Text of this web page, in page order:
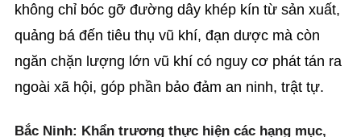
không chỉ bóc gỡ đường dây khép kín từ sản xuất,
quảng bá đến tiêu thụ vũ khí, đạn dược mà còn
ngăn chặn lượng lớn vũ khí có nguy cơ phát tán ra
ngoài xã hội, góp phần bảo đảm an ninh, trật tự.
Bắc Ninh: Khẩn trương thực hiện các hạng mục,